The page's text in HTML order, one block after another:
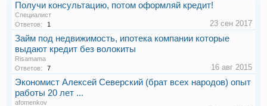
Получи консультацию, потом оформляй кредит!
Специалист
Ответов:
1 23 сен 2017
Займ под недвижимость, ипотека компании которые
выдают кредит без волокиты
Risamama
Ответов:
7 16 авг 2015
Экономист Алексей Северский (брат всех народов) опыт
работы 20 лет ...
afomenkov